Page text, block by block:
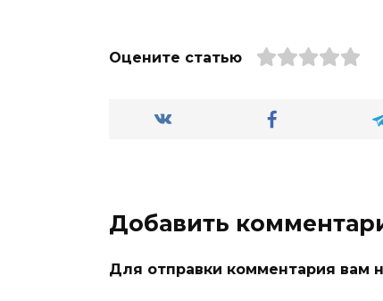
Оцените статью
Добавить
Для отправки комментария вам